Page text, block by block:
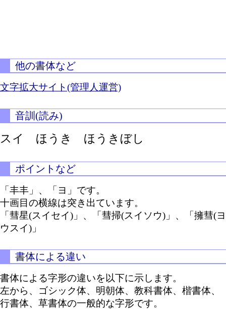
他の書体など
文字拡大サイト(管理人運営)
音訓(読み)
スイ ほうき ほうきぼし
ポイントなど
「丰丰」、「ヨ」です。
十画目の横線は突き出ています。
「彗星(スイセイ)」、「彗掃(スイソウ)」、「擁彗(ヨ
ウスイ)」
書体による違い
書体による字形の違いを以下に示します。
左から、ゴシック体、明朝体、教科書体、楷書体、
行書体、草書体の一般的な字形です。